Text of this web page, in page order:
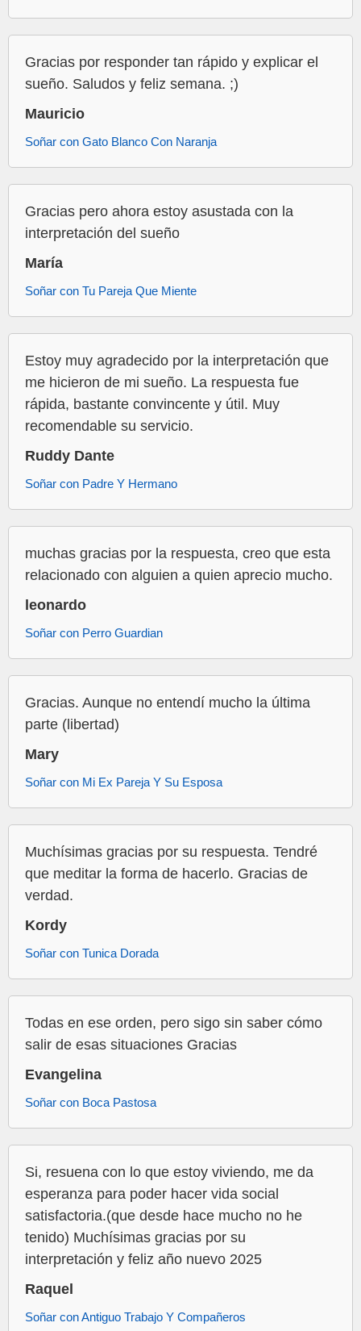
Gracias por responder tan rápido y explicar el
sueño. Saludos y feliz semana. ;)
Mauricio
Soñar con Gato Blanco Con Naranja
Gracias pero ahora estoy asustada con la
interpretación del sueño
María
Soñar con Tu Pareja Que Miente
Estoy muy agradecido por la interpretación que
me hicieron de mi sueño. La respuesta fue
rápida, bastante convincente y útil. Muy
recomendable su servicio.
Ruddy Dante
Soñar con Padre Y Hermano
muchas gracias por la respuesta, creo que esta
relacionado con alguien a quien aprecio mucho.
leonardo
Soñar con Perro Guardian
Gracias. Aunque no entendí mucho la última
parte (libertad)
Mary
Soñar con Mi Ex Pareja Y Su Esposa
Muchísimas gracias por su respuesta. Tendré
que meditar la forma de hacerlo. Gracias de
verdad.
Kordy
Soñar con Tunica Dorada
Todas en ese orden, pero sigo sin saber cómo
salir de esas situaciones Gracias
Evangelina
Soñar con Boca Pastosa
Si, resuena con lo que estoy viviendo, me da
esperanza para poder hacer vida social
satisfactoria.(que desde hace mucho no he
tenido) Muchísimas gracias por su
interpretación y feliz año nuevo 2025
Raquel
Soñar con Antiguo Trabajo Y Compañeros